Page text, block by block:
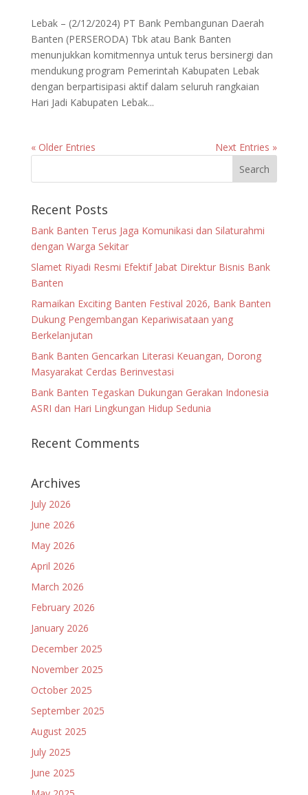
Lebak – (2/12/2024) PT Bank Pembangunan Daerah
Banten (PERSERODA) Tbk atau Bank Banten
menunjukkan komitmennya untuk terus bersinergi dan
mendukung program Pemerintah Kabupaten Lebak
dengan berpartisipasi aktif dalam seluruh rangkaian
Hari Jadi Kabupaten Lebak...
« Older Entries Next Entries »
Recent Posts
Bank Banten Terus Jaga Komunikasi dan Silaturahmi
dengan Warga Sekitar
Slamet Riyadi Resmi Efektif Jabat Direktur Bisnis Bank
Banten
Ramaikan Exciting Banten Festival 2026, Bank Banten
Dukung Pengembangan Kepariwisataan yang
Berkelanjutan
Bank Banten Gencarkan Literasi Keuangan, Dorong
Masyarakat Cerdas Berinvestasi
Bank Banten Tegaskan Dukungan Gerakan Indonesia
ASRI dan Hari Lingkungan Hidup Sedunia
Recent Comments
Archives
July 2026
June 2026
May 2026
April 2026
March 2026
February 2026
January 2026
December 2025
November 2025
October 2025
September 2025
August 2025
July 2025
June 2025